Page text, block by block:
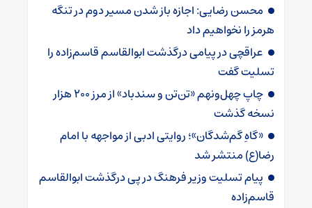
محسن رضایی: اجازه باز شدن مسیر دوم در تنگه
هرمز را نخواهیم داد
عراقچی در پیامی درگذشت ابوالقاسم قاسم‌زاده را
تسلیت گفت
چاپ چهل‌ونهم «تن‌تن و سندباد» از مرز ۲۰۰ هزار
نسخه گذشت
«گاهِ گم‌شدگان»؛ روایتی ادبی از مواجهه با امام
رضا(ع) منتشر شد
پیام تسلیت وزیر فرهنگ در پی درگذشت ابوالقاسم
قاسم‌زاده